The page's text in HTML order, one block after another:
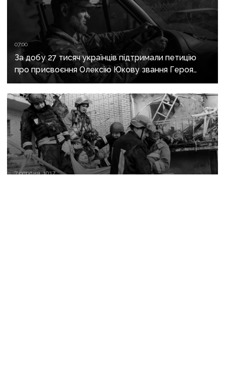
07:00
За добу 27 тисяч українців підтримали петицію
про присвоєння Олексію Юкову звання Героя
України посмертно
7 серпня, 10:17